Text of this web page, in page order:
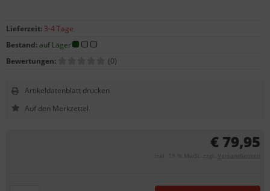
€ 79,95
inkl. 19 % MwSt. zzgl. Versandkosten
Lieferzeit: 3-4 Tage
Bestand:auf Lager
Bewertungen:
(0)
Artikeldatenblatt drucken